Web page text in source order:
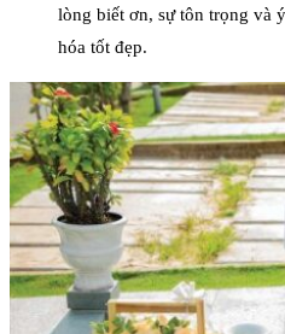
lòng biết ơn, sự tôn trọng và
hóa tốt đẹp.